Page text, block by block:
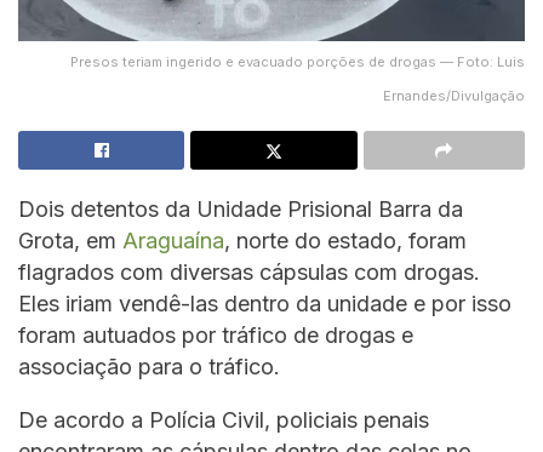
Presos teriam ingerido e evacuado porções de drogas — Foto: Luis
Ernandes/Divulgação
Dois detentos da Unidade Prisional Barra da
Grota, em Araguaína, norte do estado, foram
flagrados com diversas cápsulas com drogas.
Eles iriam vendê-las dentro da unidade e por isso
foram autuados por tráfico de drogas e
associação para o tráfico.
De acordo a Polícia Civil, policiais penais